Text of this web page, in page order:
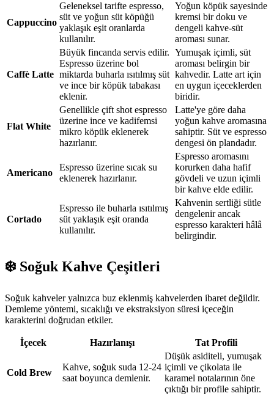
Cappuccino
Geleneksel tarifte espresso,
süt ve yoğun süt köpüğü
yaklaşık eşit oranlarda
kullanılır.
Yoğun köpük sayesinde
kremsi bir doku ve
dengeli kahve-süt
aroması sunar.
Caffè Latte
Büyük fincanda servis edilir.
Espresso üzerine bol
miktarda buharla ısıtılmış süt
ve ince bir köpük tabakası
eklenir.
Yumuşak içimli, süt
aroması belirgin bir
kahvedir. Latte art için
en uygun içeceklerden
biridir.
Flat White
Genellikle çift shot espresso
üzerine ince ve kadifemsi
mikro köpük eklenerek
hazırlanır.
Latte'ye göre daha
yoğun kahve aromasına
sahiptir. Süt ve espresso
dengesi ön plandadır.
Americano
Espresso üzerine sıcak su
eklenerek hazırlanır.
Espresso aromasını
korurken daha hafif
gövdeli ve uzun içimli
bir kahve elde edilir.
Cortado
Espresso ile buharla ısıtılmış
süt yaklaşık eşit oranda
kullanılır.
Kahvenin sertliği sütle
dengelenir ancak
espresso karakteri hâlâ
belirgindir.
❄️ Soğuk Kahve Çeşitleri
Soğuk kahveler yalnızca buz eklenmiş kahvelerden ibaret değildir.
Demleme yöntemi, sıcaklığı ve ekstraksiyon süresi içeceğin
karakterini doğrudan etkiler.
İçecek Hazırlanışı Tat Profili
Cold Brew
Kahve, soğuk suda 12-24
saat boyunca demlenir.
Düşük asiditeli, yumuşak
içimli ve çikolata ile
karamel notalarının öne
çıktığı bir profile sahiptir.